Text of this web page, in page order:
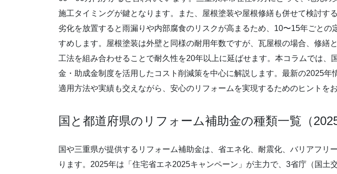
施工タイミングが鍵となります。また、屋根塗装や屋根修繕も併せて検討す
劣化を放置すると雨漏りや内部腐食のリスクが高まるため、10〜15年ごとの
すめします。屋根塗装は外壁と同様の耐用年数ですが、瓦屋根の場合、修繕
工法を組み合わせることで耐久性を20年以上に延ばせます。本コラムでは、
金・助成金制度を活用したコスト削減策を中心に解説します。最新の2025年
適用方法や実績も交えながら、安心のリフォームを実現するためのヒントをお
国と都道府県のリフォーム補助金の種類一覧（
国や三重県が提供するリフォーム補助金は、省エネ化、耐震化、バリアフリ
ります。2025年は「住宅省エネ2025キャンペーン」が主力で、3省庁（国土